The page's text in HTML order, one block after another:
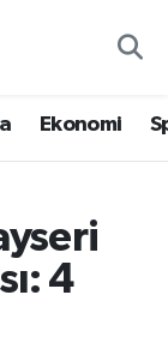
Ekonomi
4